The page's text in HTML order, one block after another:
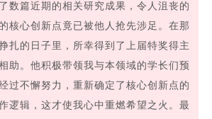
数篇近期的相关研究成果，令人沮丧的
核心创新点竟已被他人抢先涉足。在那
扎的日子里，所幸得到了上届特奖得主
助。他积极带领我与本领域的学长们预
过不懈努力，重新确定了核心创新点的
逻辑，这才使我心中重燃希望之火。最